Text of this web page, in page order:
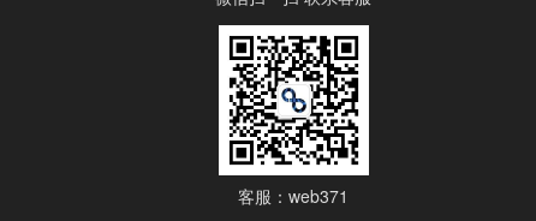
客服：web371